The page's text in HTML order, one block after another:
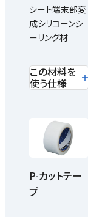
シート端末部変
成シリコーンシ
ーリング材
この材料を
使う仕様
P-カットテー
プ